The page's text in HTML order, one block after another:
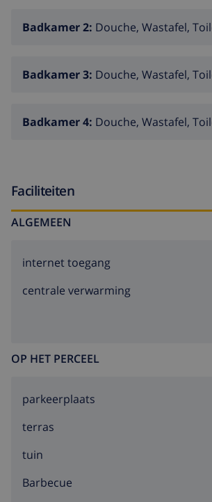
Badkamer 2: Douche, Wastafel,
Badkamer 3: Douche, Wastafel,
Badkamer 4: Douche, Wastafel,
Faciliteiten
ALGEMEEN
internet toegang
centrale verwarming
OP HET PERCEEL
parkeerplaats
terras
tuin
barbecue